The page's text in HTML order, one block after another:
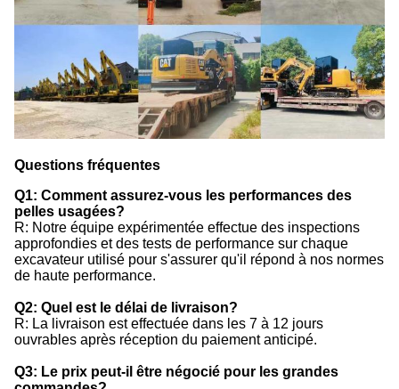
Questions fréquentes
Q1: Comment assurez-vous les performances des
pelles usagées?
R: Notre équipe expérimentée effectue des inspections
approfondies et des tests de performance sur chaque
excavateur utilisé pour s'assurer qu'il répond à nos normes
de haute performance.
Q2: Quel est le délai de livraison?
R: La livraison est effectuée dans les 7 à 12 jours
ouvrables après réception du paiement anticipé.
Q3: Le prix peut-il être négocié pour les grandes